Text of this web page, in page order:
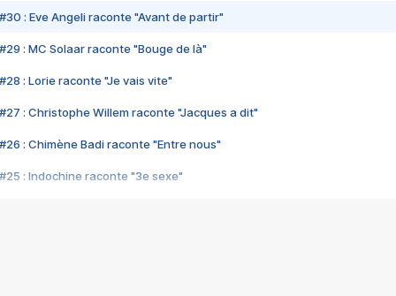
#30 : Eve Angeli raconte "Avant de partir"
#29 : MC Solaar raconte "Bouge de là"
#28 : Lorie raconte "Je vais vite"
#27 : Christophe Willem raconte "Jacques a dit"
#26 : Chimène Badi raconte "Entre nous"
#25 : Indochine raconte "3e sexe"